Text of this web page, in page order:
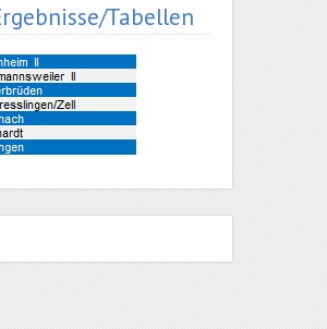
Tabellen